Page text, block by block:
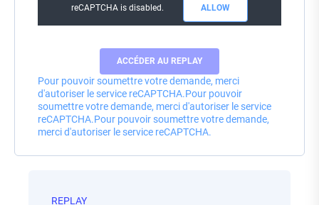
REPLAY
reCAPTCHA is disabled. ALLOW
Pour pouvoir soumettre votre demande, merci
d'autoriser le service reCAPTCHA.Pour pouvoir
soumettre votre demande, merci d'autoriser le service
reCAPTCHA.Pour pouvoir soumettre votre demande,
merci d'autoriser le service reCAPTCHA.